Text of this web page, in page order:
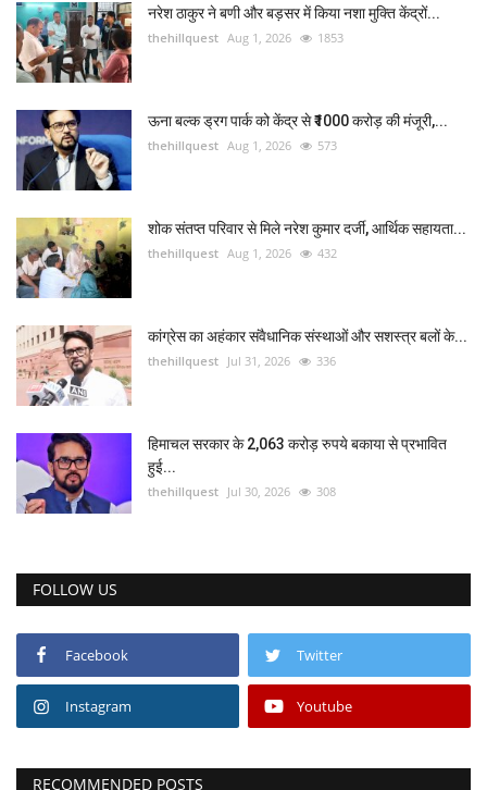
नरेश ठाकुर ने बणी और बड़सर में किया नशा मुक्ति केंद्रों...
thehillquest Aug 1, 2026 1853
ऊना बल्क ड्रग पार्क को केंद्र से ₹1000 करोड़ की मंजूरी,...
thehillquest Aug 1, 2026 573
शोक संतप्त परिवार से मिले नरेश कुमार दर्जी, आर्थिक सहायता...
thehillquest Aug 1, 2026 432
कांग्रेस का अहंकार संवैधानिक संस्थाओं और सशस्त्र बलों के...
thehillquest Jul 31, 2026 336
हिमाचल सरकार के 2,063 करोड़ रुपये बकाया से प्रभावित
हुई...
thehillquest Jul 30, 2026 308
FOLLOW US
Facebook Twitter
Instagram Youtube
RECOMMENDED POSTS